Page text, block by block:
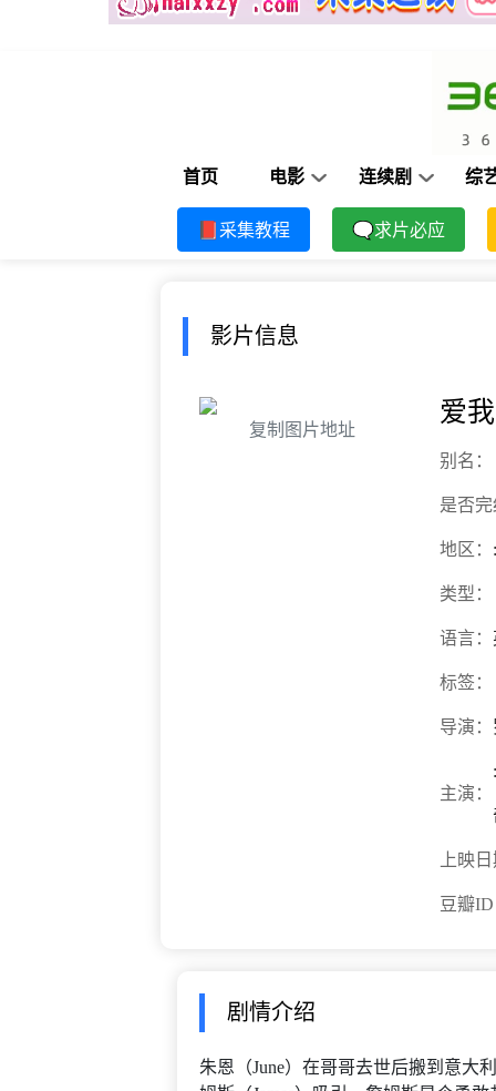
首页 电影 连续剧 综
📕采集教程 🗨求片必应
影片信息
复制图片地址
爱
别名：
是否
地区：
类型：
语言：
标签：
导演：
主演：
上映
豆瓣
剧情介绍
朱恩（June）在哥哥去世后搬到意大